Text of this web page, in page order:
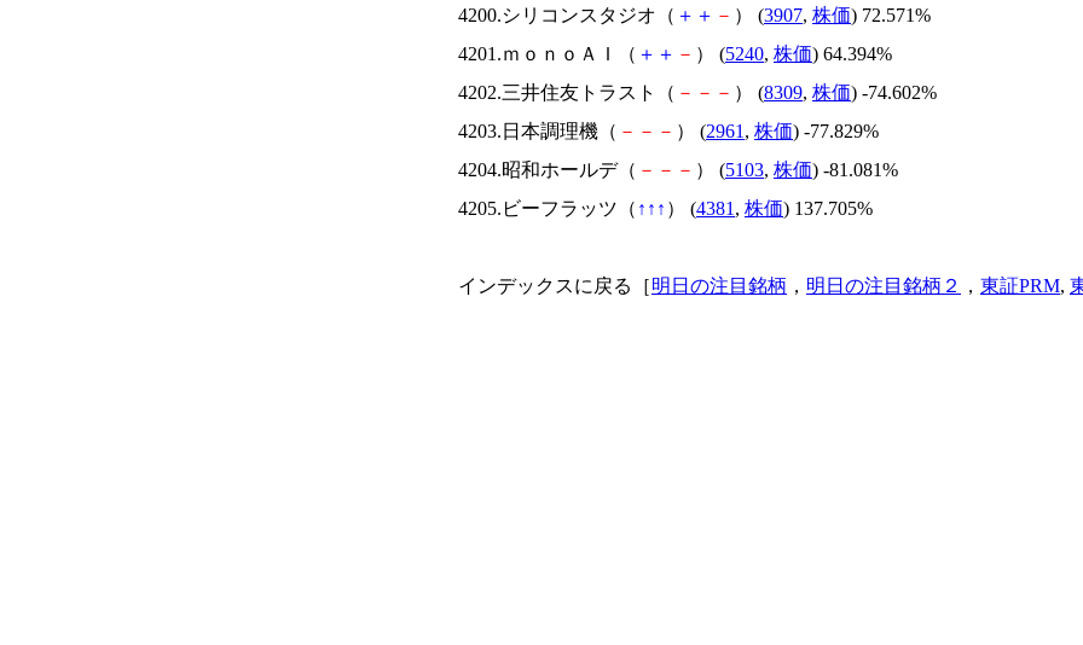
4200.シリコンスタジオ（ ＋ ＋ － ） (3907, 株価) 72.571%
4201.ｍｏｎｏＡＩ（ ＋ ＋ － ） (5240, 株価) 64.394%
4202.三井住友トラスト（ － － － ） (8309, 株価) -74.602%
4203.日本調理機（ － － － ） (2961 , 株価) -77.829%
4204.昭和ホールデ（ － － － ） (5103, 株価) -81.081%
4205.ビーフラッツ（ ↑ ↑ ↑ ） (4381 , 株価) 137.705%
インデックスに戻る［明日の注目銘柄 ， 明日の注目銘柄２ ， 東証PRM,